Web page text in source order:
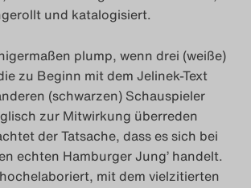
und katalogisiert.
plump, wenn drei (weiße)
zu Beginn mit dem Jelinek-Text
(schwarzen) Schauspieler
zur Mitwirkung überreden
der Tatsache, dass es sich bei
echten Hamburger Jung’ handelt.
mit dem vielzitierten